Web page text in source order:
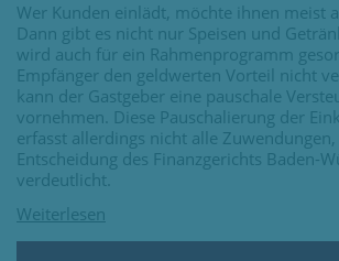
Wer Kunden einlädt, möchte ihnen meist
Dann gibt es nicht nur Speisen und
wird auch für ein Rahmenprogramm
Empfänger den geldwerten Vorteil nicht
kann der Gastgeber eine pauschale
vornehmen. Diese Pauschalierung der
erfasst allerdings nicht alle
Entscheidung des Finanzgerichts Baden-
verdeutlicht.